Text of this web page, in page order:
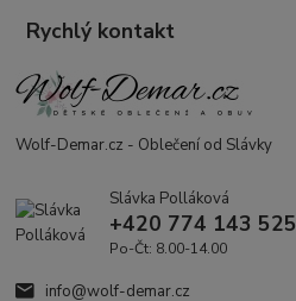
Rychlý kontakt
Wolf-Demar.cz - Oblečení od Slávky
Slávka Polláková
+420 774 143 525
Po-Čt: 8.00-14.00
info@wolf-demar.cz